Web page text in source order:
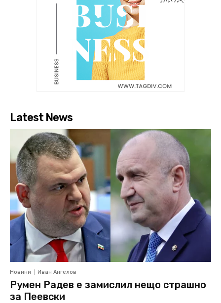
Latest News
Новини Иван Ангелов
Румен Радев е замислил нещо страшно
за Пеевски